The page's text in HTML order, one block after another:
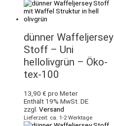
dünner Waffeljersey
Stoff – Uni
hellolivgrün – Öko-
tex-100
13,90 € pro Meter
Enthält 19% MwSt. DE
zzgl. Versand
Lieferzeit: ca. 1-2 Werktage